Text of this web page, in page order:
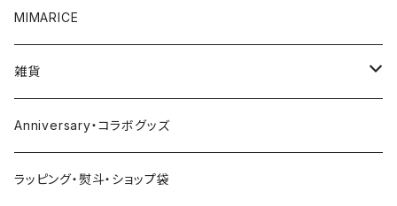
5000円～
6000円～
7000円～
8000円～
スパークリング
ビール
焼酎
ウイスキー
調味料
CURRYCURRY
お菓子
その他
MIMARICE
雑貨
お皿
グラス
Anniversary・コラボグッズ
ラッピング・熨斗・ショップ袋